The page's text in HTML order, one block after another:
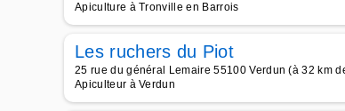
Apiculture à Tronville en Barrois
Les ruchers du Piot
25 rue du général Lemaire 55100 Verdun (à 32 km
Apiculteur à Verdun